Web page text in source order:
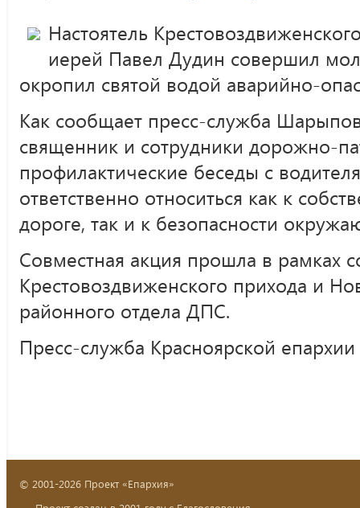
Настоятель
иерей Павел Дудин совершил
окропил святой водой аварийно-
Как сообщает пресс-служба
священник и сотрудники дорожно-
профилактические беседы с
ответственно относиться как к
дороге, так и к безопасности
Совместная акция прошла в рамках
Крестовоздвиженского прихода и
районного отдела ДПС.
Пресс-служба Красноярской епархии
© 2001-2026 Проект «Епархия»